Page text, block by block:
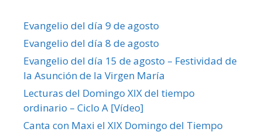
Evangelio del día 9 de agosto
Evangelio del día 8 de agosto
Evangelio del día 15 de agosto – Festividad de
la Asunción de la Virgen María
Lecturas del Domingo XIX del tiempo
ordinario – Ciclo A [Vídeo]
Canta con Maxi el XIX Domingo del Tiempo